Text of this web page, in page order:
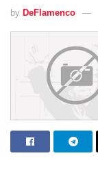
by DeFlamenco